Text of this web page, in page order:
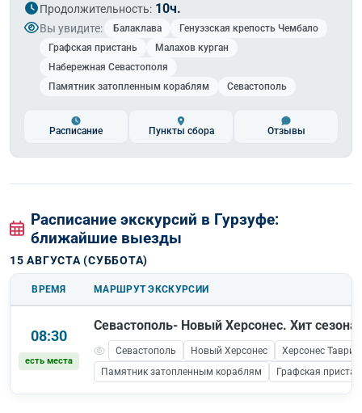
Продолжительность: 10ч.
Вы увидите: Балаклава
Генуэзская крепость Чембало
Графская пристань
Малахов курган
Набережная Севастополя
Памятник затопленным кораблям
Севастополь
Расписание Пункты сбора Отзывы
Расписание экскурсий в Гурзуфе:
ближайшие выезды
15 АВГУСТА (СУББОТА)
ВРЕМЯ МАРШРУТ ЭКСКУРСИИ
08:30
есть места
Севастополь- Новый Херсонес. Хит сезона!
Севастополь Новый Херсонес
Херсонес
Памятник затопленным кораблям
Графская